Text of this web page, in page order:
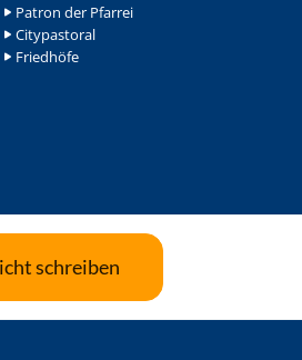
Patron der Pfarrei
Citypastoral
Friedhöfe
schreiben